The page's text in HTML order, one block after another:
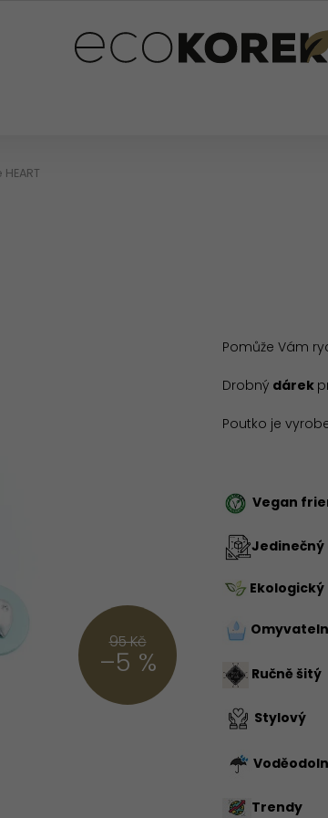
95 Kč
–5 %
Pomůže Vám
Drobný dárek
Poutko je
Vegan
Jedinečný
Ekologický
Ručně šitý
Stylový
Trendy